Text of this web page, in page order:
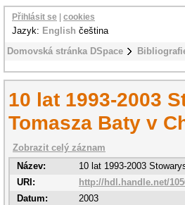
Domovská stránka DSpace
Přihlásit se cookies
Jazyk: English čeština
10 lat 1993-2003
Tomasza Baty v
Zobrazit celý záznam
Název:
10 lat 1993-2003
URI:
http://hdl.handle.net/
Datum:
2003